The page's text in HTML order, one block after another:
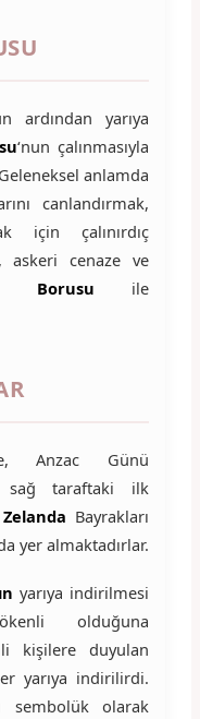
ardından yarıya
‘nun çalınmasıyla
anlamda
canlandırmak,
için çalınırdıç
askeri cenaze ve
Borusu ile
Anzac Günü
sağ taraftaki ilk
Bayrakları
yer almaktadırlar.
yarıya indirilmesi
olduğuna
kişilere duyulan
yarıya indirilirdi.
sembolük olarak